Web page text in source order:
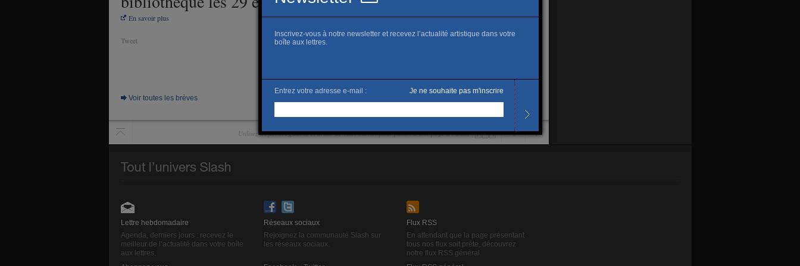
En savoir plus
Tweet
Voir toutes les brèves
Utilisez les flêches gauche et droite de votre clavier pour passer d’une page à l’autre
Lettre hebdomadaire
Agenda, derniers jours : recevez le
meilleur de l’actualité dans votre boîte
aux lettres.
Réseaux sociaux
Rejoignez la communauté Slash sur
les réseaux sociaux.
Flux RSS
En attendant que la page présentant
tous nos flux soit prête, découvrez
notre flux RSS général.